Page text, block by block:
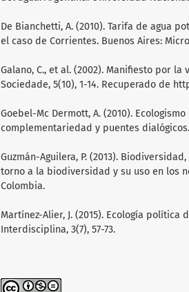
De Bianchetti, A. (2010). Tarifa de agua
el caso de Corrientes. Buenos Aires:
Galano, C., et al. (2002). Manifiesto por
Sociedade, 5(10), 1-14. Recuperado de
Goebel-Mc Dermott, A. (2010).
complementariedad y puentes dialógicos.
Guzmán-Aguilera, P. (2013).
torno a la biodiversidad y su uso en los
Colombia.
Martínez-Alier, J. (2015). Ecología
Interdisciplina, 3(7), 57-73.